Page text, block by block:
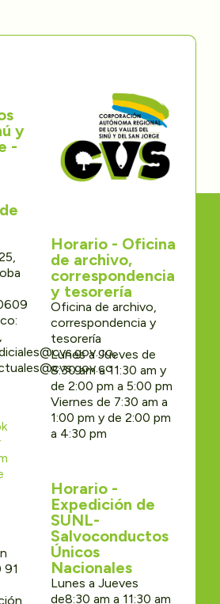
y
-
Horario - Oficina
de archivo,
correspondencia
y tesorería
Oficina de archivo,
correspondencia y
tesorería
Lunes a Jueves de
8:30 am a 11:30 am y
de 2:00 pm a 5:00 pm
Viernes de 7:30 am a
1:00 pm y de 2:00 pm
a 4:30 pm
Horario -
Expedición de
SUNL-
Salvoconductos
Únicos
Nacionales
Lunes a Jueves
de8:30 am a 11:30 am